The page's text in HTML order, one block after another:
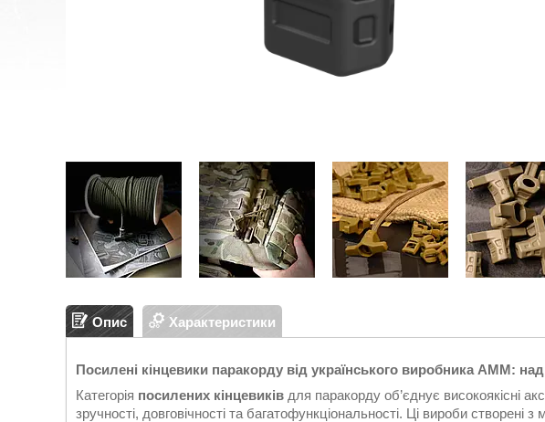
Опис Характеристики
Посилені кінцевики паракорду від українського виробника АММ:
Категорія посилених кінцевиків для паракорду об’єднує високоякісні
зручності, довговічності та багатофункціональності. Ці вироби створені